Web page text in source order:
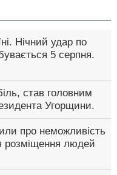
Нічний удар по
5 серпня.
став головним
Угорщини.
про неможливість
розміщення людей